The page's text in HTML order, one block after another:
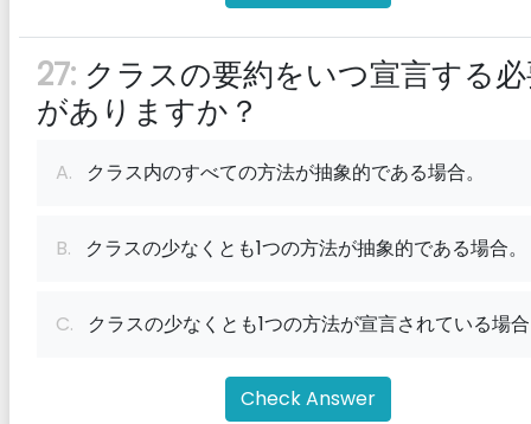
27: クラスの要約をいつ宣言する
がありますか？
A. クラス内のすべての方法が抽象的である場合。
B. クラスの少なくとも1つの方法が抽象的である場合。
C. クラスの少なくとも1つの方法が宣言されている場
Check Answer